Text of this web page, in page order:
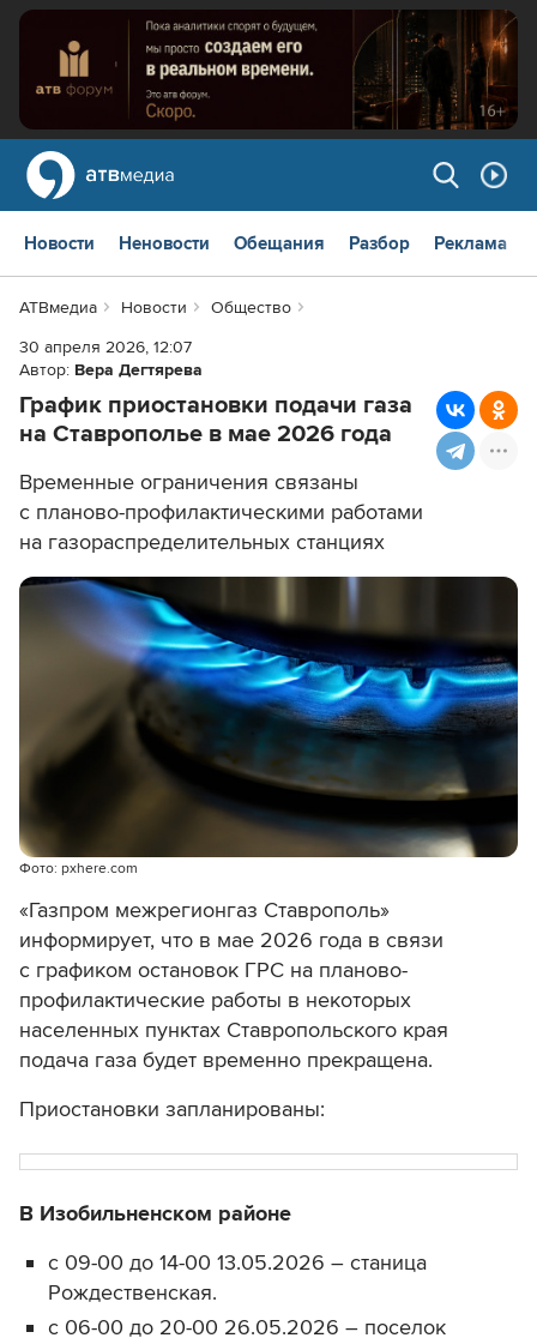
Новости Неновости Обещания Разбор Реклама
АТВмедиа Новости
Общество
30 апреля 2026, 12:07
Автор: Вера Дегтярева
График приостановки подачи газа
на Ставрополье в мае 2026 года
Временные ограничения связаны
с планово-профилактическими работами
на газораспределительных станциях
Фото: pxhere.com
«Газпром межрегионгаз Ставрополь»
информирует, что в мае 2026 года в связи
с графиком остановок ГРС на планово-
профилактические работы в некоторых
населенных пунктах Ставропольского края
подача газа будет временно прекращена.
Приостановки запланированы:
В Изобильненском районе
с 09-00 до 14-00 13.05.2026 – станица
Рождественская.
с 06-00 до 20-00 26.05.2026 – поселок